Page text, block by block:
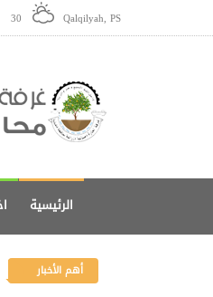
Qalqilyah, PS
30
الرئيسية
أهم الأخبار